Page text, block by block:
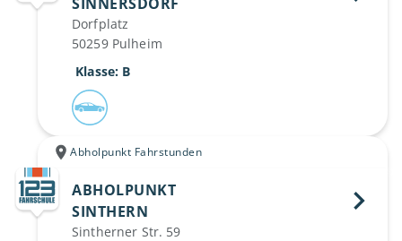
Dorfplatz
50259 Pulheim
Klasse: B
Abholpunkt Fahrstunden
ABHOLPUNKT
SINTHERN
Sintherner Str. 59